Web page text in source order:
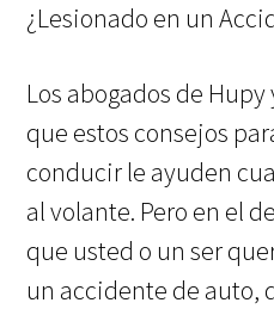
¿Lesionado en un
Los abogados de
que estos consejos
conducir le ayuden
al volante. Pero en el
que usted o un ser
un accidente de auto,